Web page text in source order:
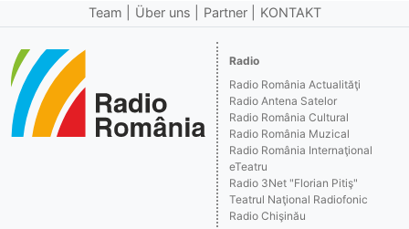
Team Über uns Partner KONTAKT
Radio
Radio România Actualităţi
Radio Antena Satelor
Radio România Cultural
Radio România Muzical
Radio România Internaţional
eTeatru
Radio 3Net "Florian Pitiş"
Teatrul Naţional Radiofonic
Radio Chişinău